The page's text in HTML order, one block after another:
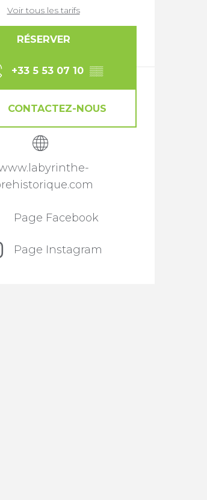
Voir tous les tarifs
RÉSERVER
+33 5 53 07 10 ▒▒
CONTACTEZ-NOUS
Page Facebook
Page Instagram